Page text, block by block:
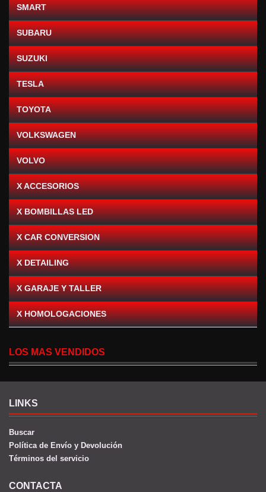
SMART
SUBARU
SUZUKI
TESLA
TOYOTA
VOLKSWAGEN
VOLVO
X ACCESORIOS
X BOMBILLAS LED
X CAR CONVERSION
X DETAILING
X GARAJE Y TALLER
X HOMOLOGACIONES
LOS MAS VENDIDOS
LINKS
Buscar
Política de Envío y Devolución
Términos del servicio
CONTACTA